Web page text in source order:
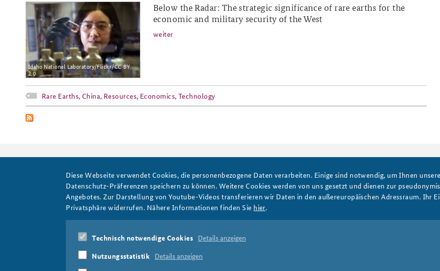
Partners
Public Events
ap13-19_img.png
Idaho National Laboratory/Flickr/CC BY
2.0
Below the Radar: The strategic significance of rare earths for the
economic and military security of the West
weiter
Rare Earths, China, Resources, Economics, Technology
DATA PRIVACY IMPRINT
Resources
Diese Webseite verwendet Cookies, die personenbezogene Daten verarbeiten. Einige sind notwendig, um Ihnen
Datenschutz-Präferenzen speichern zu können. Weitere Cookies werden von uns gesetzt und dienen zur
Angebotes. Zur Darstellung von Youtube-Videos transferieren wir Daten in den außereuropäischen Adressraum. Ihr
Privatsphäre widerrufen. Nähere Informationen finden Sie hier.
Technisch notwendige Cookies Details anzeigen
Nutzungsstatistik Details anzeigen